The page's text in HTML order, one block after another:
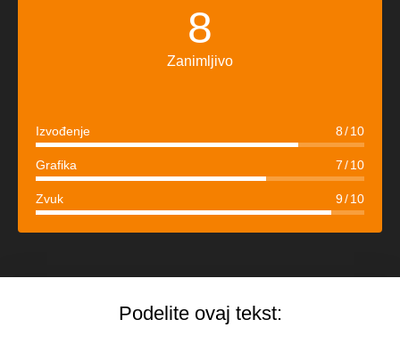
8
Zanimljivo
Izvođenje 8 10
Grafika 7 10
Zvuk 9 10
Podelite ovaj tekst: